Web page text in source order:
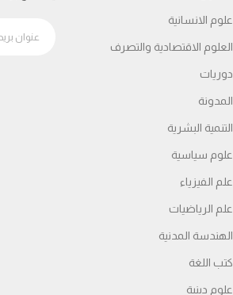
علوم الانسانية
العلوم الاقتصادية والتصرف
دوريات
المدونة
التنمية البشرية
علوم سياسية
علم الفيزياء
علم الرياضيات
الهندسة المدنية
كتب اللغة
علوم دينية